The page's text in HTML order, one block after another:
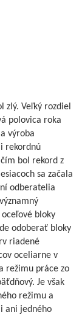
zlý. Veľký rozdiel
polovica roka
výroba
rekordnú
bol rekord z
sa začala
odberatelia
bloky
odoberať bloky
riadené
oceliarne v
režimu práce zo
Je však
režimu a
ani jedného